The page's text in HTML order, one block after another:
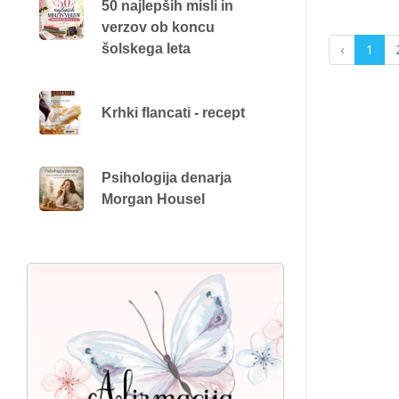
‹ 1
50 najlepših misli in
verzov ob koncu
šolskega leta
Krhki flancati - recept
Psihologija denarja
Morgan Housel